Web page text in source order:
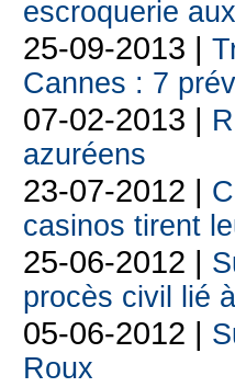
escroquerie
25-09-2013 |
Cannes : 7
07-02-2013 |
azuréens
23-07-2012 |
casinos tirent
25-06-2012 |
procès civil lié
05-06-2012 |
Roux